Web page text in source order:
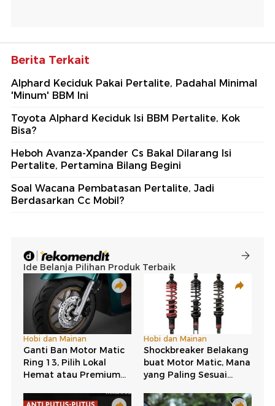
Berita Terkait
Alphard Keciduk Pakai Pertalite, Padahal Minimal
'Minum' BBM Ini
Toyota Alphard Keciduk Isi BBM Pertalite, Kok
Bisa?
Heboh Avanza-Xpander Cs Bakal Dilarang Isi
Pertalite, Pertamina Bilang Begini
Soal Wacana Pembatasan Pertalite, Jadi
Berdasarkan Cc Mobil?